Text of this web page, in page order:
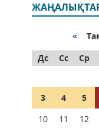
«
Дс
Сс Ср
3
4 5
10
11 12